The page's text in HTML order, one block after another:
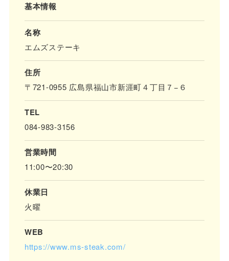
基本情報
名称
エムズステーキ
住所
〒721-0955 広島県福山市新涯町４丁目７−６
TEL
084-983-3156
営業時間
11:00〜20:30
休業日
火曜
WEB
https://www.ms-steak.com/